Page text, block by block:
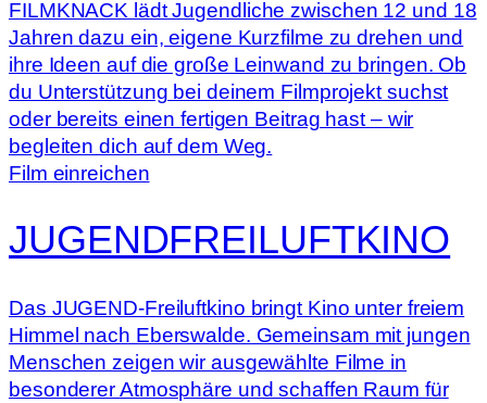
FILMKNACK lädt Jugendliche zwischen 12 und 18
Jahren dazu ein, eigene Kurzfilme zu drehen und
ihre Ideen auf die große Leinwand zu bringen. Ob
du Unterstützung bei deinem Filmprojekt suchst
oder bereits einen fertigen Beitrag hast – wir
begleiten dich auf dem Weg.
Film einreichen
JUGENDFREILUFTKINO
Das JUGEND-Freiluftkino bringt Kino unter freiem
Himmel nach Eberswalde. Gemeinsam mit jungen
Menschen zeigen wir ausgewählte Filme in
besonderer Atmosphäre und schaffen Raum für